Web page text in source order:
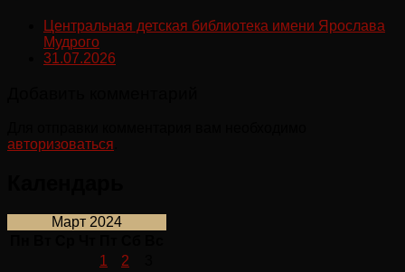
Центральная детская библиотека имени Ярослава
Мудрого
31.07.2026
авторизоваться
Март 2024
1
2